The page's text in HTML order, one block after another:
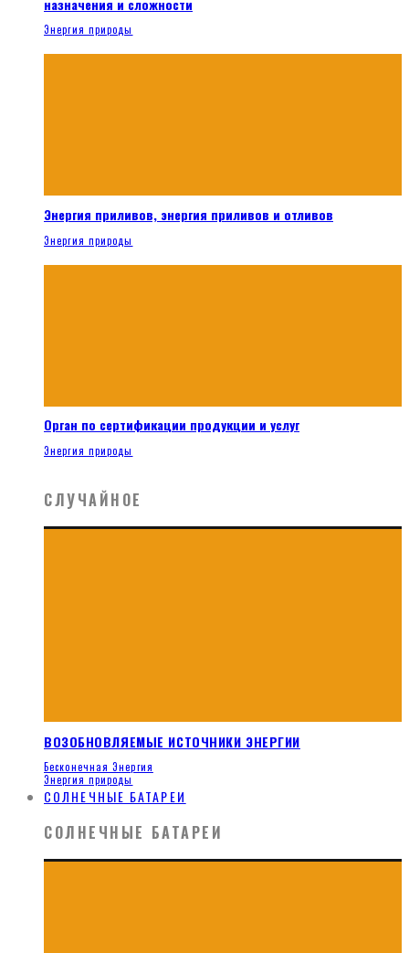
назначения и сложности
Энергия природы
Энергия приливов, энергия приливов и отливов
Энергия природы
Орган по сертификации продукции и услуг
Энергия природы
СЛУЧАЙНОЕ
ВОЗОБНОВЛЯЕМЫЕ ИСТОЧНИКИ ЭНЕРГИИ
Бесконечная Энергия
Энергия природы
СОЛНЕЧНЫЕ БАТАРЕИ
СОЛНЕЧНЫЕ БАТАРЕИ